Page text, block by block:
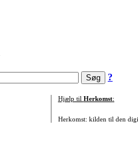
?
Hjælp til Herkomst:
Herkomst: kilden til den